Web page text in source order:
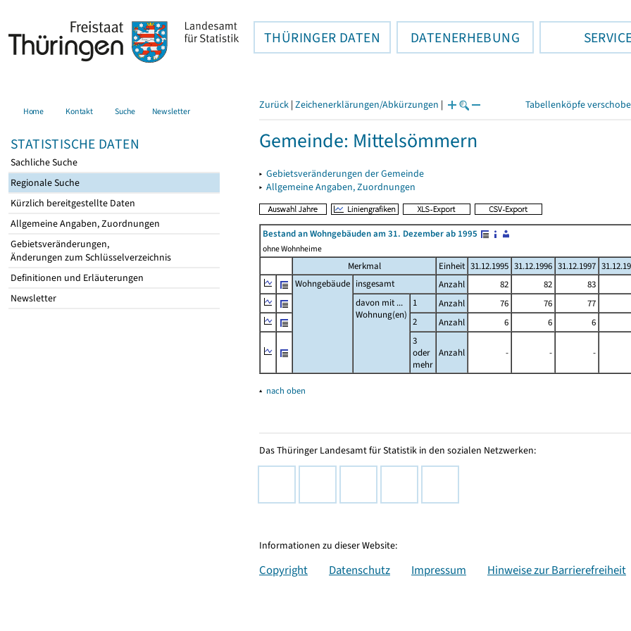
THÜRINGER DATEN DATENERHEBUNG
Home Kontakt Suche Newsletter
STATISTISCHE DATEN
Sachliche Suche
Regionale Suche
Kürzlich bereitgestellte Daten
Allgemeine Angaben, Zuordnungen
Gebietsveränderungen,
Änderungen zum Schlüsselverzeichnis
Definitionen und Erläuterungen
Newsletter
Zurück | Zeichenerklärungen/Abkürzungen | Tabellenköpfe
Gemeinde: Mittelsömmern
▸ Gebietsveränderungen der Gemeinde
▸ Allgemeine Angaben, Zuordnungen
Bestand an Wohngebäuden am 31. Dezember ab 1995
ohne Wohnheime
Merkmal Einheit 31.12.1995 31.12.1996 31.12.1997
Wohngebäude insgesamt Anzahl 82 82 83
davon mit ...
Wohnung(en)
1 Anzahl 76 76 77
2
Anzahl 6 6 6
3
oder
mehr
Anzahl - - -
▴ nach oben
Das Thüringer Landesamt für Statistik in den sozialen Netzwerken:
Informationen zu dieser Website:
Copyright Datenschutz Impressum Hinweise zur Barrierefreiheit